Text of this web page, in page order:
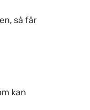
så får
kan